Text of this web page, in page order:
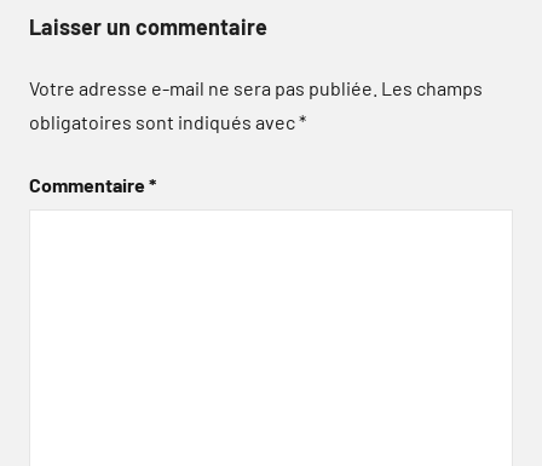
Laisser un commentaire
Votre adresse e-mail ne sera pas publiée. Les champs
obligatoires sont indiqués avec*
Commentaire*